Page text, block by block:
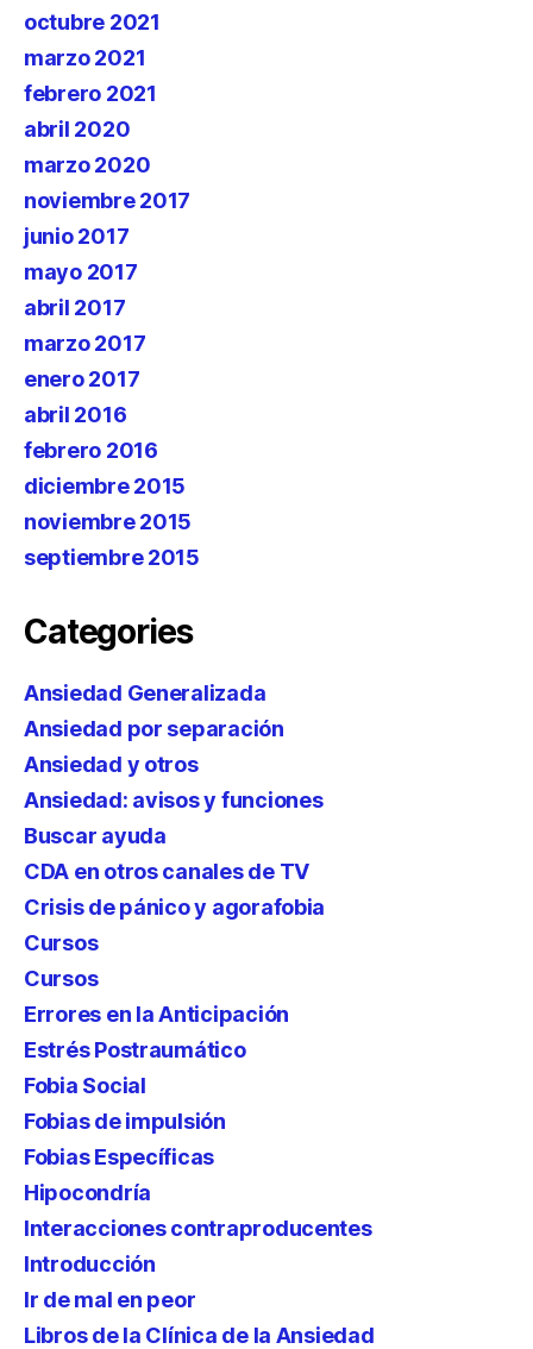
octubre 2021
marzo 2021
febrero 2021
abril 2020
marzo 2020
noviembre 2017
junio 2017
mayo 2017
abril 2017
marzo 2017
enero 2017
abril 2016
febrero 2016
diciembre 2015
noviembre 2015
septiembre 2015
Categories
Ansiedad Generalizada
Ansiedad por separación
Ansiedad y otros
Ansiedad: avisos y funciones
Buscar ayuda
CDA en otros canales de TV
Crisis de pánico y agorafobia
Cursos
Cursos
Errores en la Anticipación
Estrés Postraumático
Fobia Social
Fobias de impulsión
Fobias Específicas
Hipocondría
Interacciones contraproducentes
Introducción
Ir de mal en peor
Libros de la Clínica de la Ansiedad